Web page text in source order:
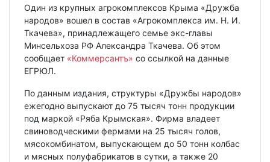
Один из крупных агрокомплексов Крыма «Дружба
народов» вошел в состав «Агрокомплекса им. Н. И.
Ткачева», принадлежащего семье экс-главы
Минсельхоза РФ Александра Ткачева. Об этом
сообщает «Коммерсантъ» со ссылкой на данные
ЕГРЮЛ.
По данным издания, структуры «Дружбы народов»
ежегодно выпускают до 75 тысяч тонн продукции
под маркой «Ряба Крымская». Фирма владеет
свиноводческими фермами на 25 тысяч голов,
мясокомбинатом, выпускающем до 50 тонн колбас
и мясных полуфабрикатов в сутки, а также 20